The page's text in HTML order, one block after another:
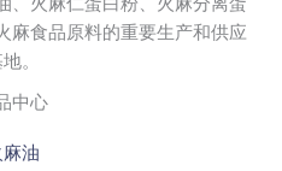
麻食品原料的重要生产和供应
。
中心
麻油